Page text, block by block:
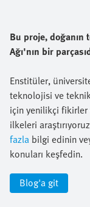
Bu proje,
Ağı'nın bir
Enstitüler,
teknolojisi ve
için yenilikçi
ilkeleri
fazla bilgi edinin
konuları keşfedin.
Blog'a git